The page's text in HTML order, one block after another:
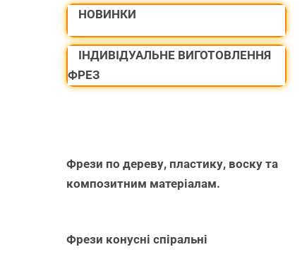
НОВИНКИ
ІНДИВІДУАЛЬНЕ ВИГОТОВЛЕННЯ
ФРЕЗ
Фрези по дереву, пластику, воску та
композитним матеріалам.
Фрези конусні спіральні